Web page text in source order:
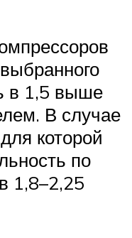
в 1,5 выше
В случае
которой
по
1,8–2,25